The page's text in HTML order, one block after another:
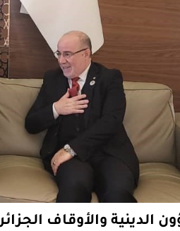
الدينية والأوقاف